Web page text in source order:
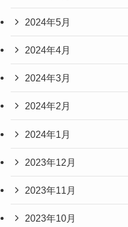
2024年5月
2024年4月
2024年3月
2024年2月
2024年1月
2023年12月
2023年11月
2023年10月